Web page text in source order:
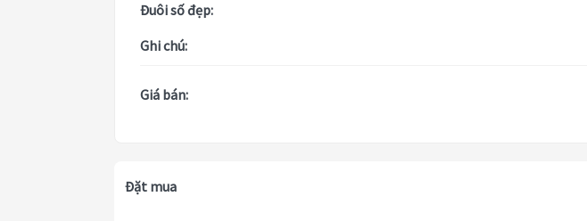
Đuôi số đẹp:
Ghi chú:
Giá bán:
Đặt mua